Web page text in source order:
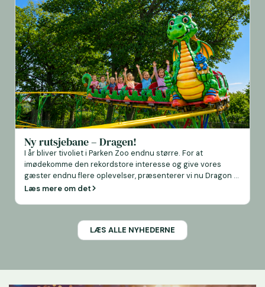
Ny rutsjebane – Dragen!
I år bliver tivoliet i Parken Zoo endnu større. For at
imødekomme den rekordstore interesse og give vores
gæster endnu flere oplevelser, præsenterer vi nu Dragon –
en helt ny rutsjebane for børn og familier. Dragon bliver
Læs mere om det
LÆS ALLE NYHEDERNE